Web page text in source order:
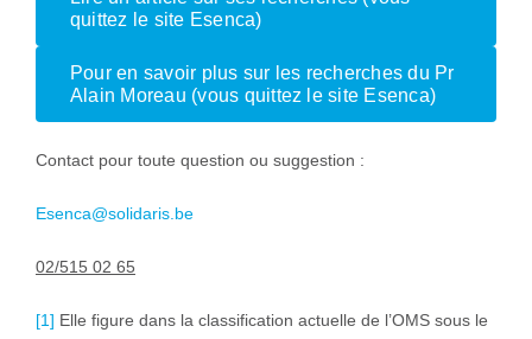
quittez le site Esenca)
Pour en savoir plus sur les recherches du Pr
Alain Moreau (vous quittez le site Esenca)
Contact pour toute question ou suggestion :
Esenca@solidaris.be
02/515 02 65
[1] Elle figure dans la classification actuelle de l’OMS sous le